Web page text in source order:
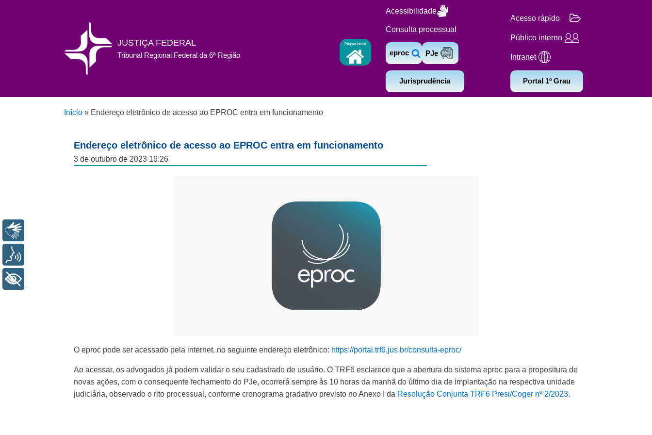
JUSTIÇA FEDERAL
Tribunal Regional Federal da 6ª Região
Página Inicial
Acessibilidade
Consulta processual
eproc PJe
Jurisprudência
Acesso rápido
Público interno
Intranet
Portal 1º Grau
Início » Endereço eletrônico de acesso ao EPROC entra em funcionamento
Endereço eletrônico de acesso ao EPROC entra em funcionamento
3 de outubro de 2023 16:26
O eproc pode ser acessado pela internet, no seguinte endereço eletrônico: https://portal.trf6.jus.br/consulta-eproc/
Ao acessar, os advogados já podem validar o seu cadastrado de usuário. O TRF6 esclarece que a abertura do sistema eproc para a propositura de
novas ações, com o consequente fechamento do PJe, ocorrerá sempre às 10 horas da manhã do último dia de implantação na respectiva unidade
judiciária, observado o rito processual, conforme cronograma gradativo previsto no Anexo I da Resolução Conjunta TRF6 Presi/Coger nº 2/2023.